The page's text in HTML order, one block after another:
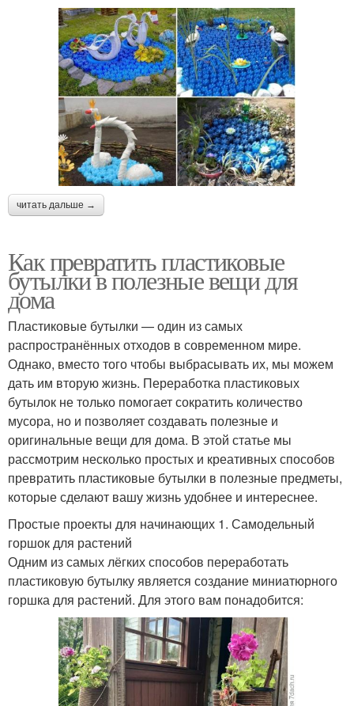
читать дальше →
Как превратить пластиковые
бутылки в полезные вещи для
дома
Пластиковые бутылки — один из самых
распространённых отходов в современном мире.
Однако, вместо того чтобы выбрасывать их, мы можем
дать им вторую жизнь. Переработка пластиковых
бутылок не только помогает сократить количество
мусора, но и позволяет создавать полезные и
оригинальные вещи для дома. В этой статье мы
рассмотрим несколько простых и креативных способов
превратить пластиковые бутылки в полезные предметы,
которые сделают вашу жизнь удобнее и интереснее.
Простые проекты для начинающих 1. Самодельный
горшок для растений
Одним из самых лёгких способов переработать
пластиковую бутылку является создание миниатюрного
горшка для растений. Для этого вам понадобится: